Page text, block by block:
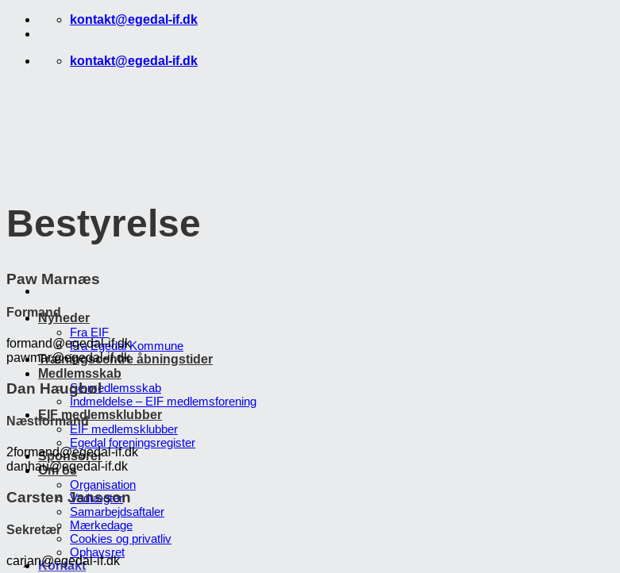
Fortsæt
kontakt@egedal-if.dk
kontakt@egedal-if.dk
Nyheder
Fra EIF
Fra Egedal Kommune
Træningscentre åbningstider
Medlemsskab
Se medlemsskab
Indmeldelse – EIF medlemsforening
EIF medlemsklubber
EIF medlemsklubber
Egedal foreningsregister
Sponsorer
Om os
Organisation
Vedtægter
Samarbejdsaftaler
Mærkedage
Cookies og privatliv
Ophavsret
Kontakt
Bestyrelse
Paw Marnæs
Formand
formand@egedal-if.dk
pawmar@egedal-if.dk
Dan Haugbøl
Næstformand
2formand@egedal-if.dk
danhau@egedal-if.dk
Carsten Jansson
Sekretær
carjan@egedal-if.dk